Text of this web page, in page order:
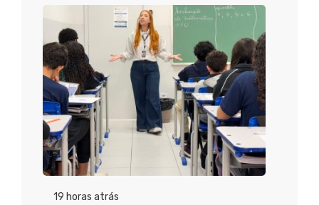
19 horas atrás